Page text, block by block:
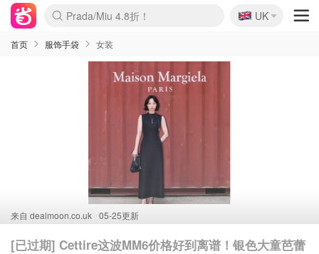
麦卢卡蜂蜜夏促！个位数！
Prada/Miu 4.8折！
啥？必胜客披萨5折！
🇬🇧
UK
首页 服饰手袋 女装
来自 dealmoon.co.uk 05-25更新
[已过期] Cettire这波MM6价格好到离谱！银色大童芭蕾